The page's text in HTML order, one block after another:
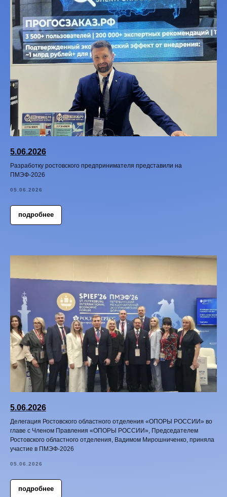
5.06.2026
Разработку ростовского предпринимателя представили на
ПМЭФ-2026
05.06.2026
подробнее
5.06.2026
Делегация Ростовского областного отделения «ОПОРЫ РОССИИ» во
главе с Членом Правления «ОПОРЫ РОССИИ», Председателем
Ростовского областного отделения, Вадимом Мирошниченко, приняла
участие в ПМЭФ‑2026
05.06.2026
подробнее